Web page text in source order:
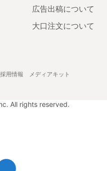
広告出稿について
大口注文について
採用情報 メディアキット
All rights reserved.